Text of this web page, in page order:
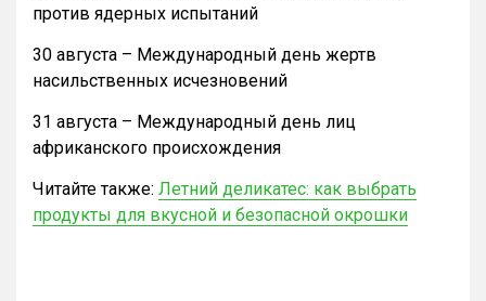
против ядерных испытаний
30 августа – Международный день жертв
насильственных исчезновений
31 августа – Международный день лиц
африканского происхождения
Читайте также: Летний деликатес: как выбрать
продукты для вкусной и безопасной окрошки